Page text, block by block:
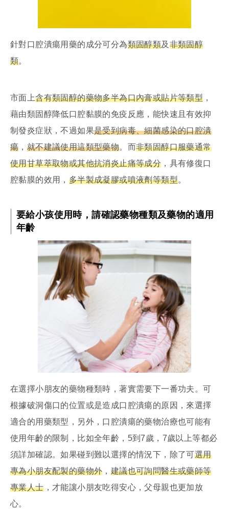
針對口腔潰瘍用藥的成分可分為類固醇類及 非類固醇
類。
市面上含有類固醇的藥物多半為口內膏或貼片等類型 ，
藉由類固醇降低口腔黏膜的免疫反應，能快速且有效抑
制發炎症狀，不過如果是受到病毒、細菌感染的口腔潰
瘍 ， 就不建議使用這類型藥物。而非類固醇口服藥通常
使用甘草萃取物或其他抗消炎止痛等成分 ，具有修復口
腔黏膜的效用， 多半製成凝膠或噴液劑等類型。
要給小孩使用時，請確認藥物種類及藥物的適用
年齡
在選擇小朋友的藥物種類時，著實需要下一番功夫。可
根據破洞傷口的位置或是造成口腔潰瘍的原因，來選擇
適合的用藥類型，另外，口腔潰瘍的藥物治療也可能有
使用年齡的限制，比如全年齡，5到7歲，7歲以上等都必
須詳加確認。如果碰到難以選擇的情況下，除了可選用
專為小朋友配製的藥物外 ， 建議也可詢問醫生或藥師等
專業人士，才能讓小朋友吃得安心，父母親也更加放
心。